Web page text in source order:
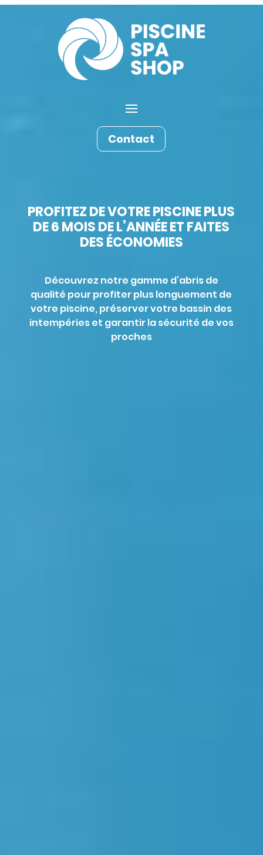
Contact
PROFITEZ DE VOTRE PISCINE PLUS
DE 6 MOIS DE L’ANNÉE ET FAITES
DES ÉCONOMIES
Découvrez notre gamme d’abris de
qualité pour profiter plus longuement de
votre piscine, préserver votre bassin des
intempéries et garantir la sécurité de vos
proches